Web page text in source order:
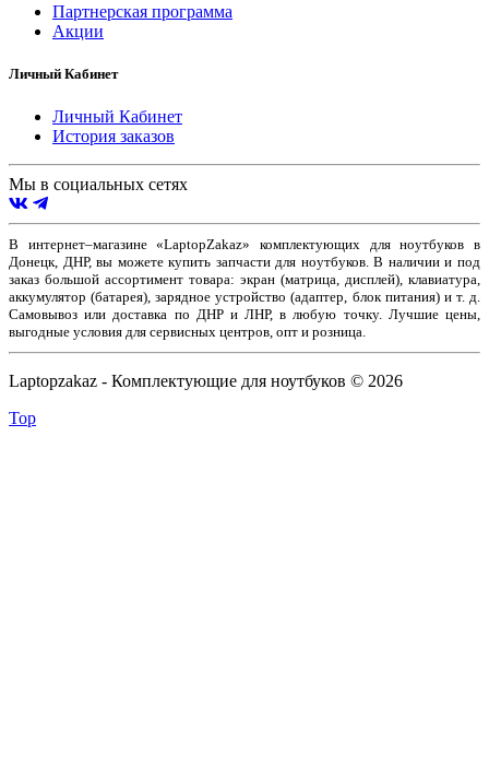
Партнерская программа
Акции
Личный Кабинет
Личный Кабинет
История заказов
Мы в социальных сетях
В интернет–магазине «LaptopZakaz» комплектующих для ноутбуков в
Донецк, ДНР, вы можете купить запчасти для ноутбуков. В наличии и под
заказ большой ассортимент товара: экран (матрица, дисплей), клавиатура,
аккумулятор (батарея), зарядное устройство (адаптер, блок питания) и т. д.
Самовывоз или доставка по ДНР и ЛНР, в любую точку. Лучшие цены,
выгодные условия для сервисных центров, опт и розница.
Laptopzakaz - Комплектующие для ноутбуков © 2026
Top